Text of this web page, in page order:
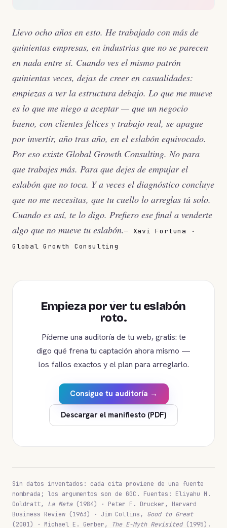
Llevo ocho años en esto. He trabajado con más de
quinientas empresas, en industrias que no se parecen
en nada entre sí. Cuando ves el mismo patrón
quinientas veces, dejas de creer en casualidades:
empiezas a ver la estructura debajo. Lo que me mueve
es lo que me niego a aceptar — que un negocio
bueno, con clientes felices y trabajo real, se apague
por invertir, año tras año, en el eslabón equivocado.
Por eso existe Global Growth Consulting. No para
que trabajes más. Para que dejes de empujar el
eslabón que no toca. Y a veces el diagnóstico concluye
que no me necesitas, que tu cuello lo arreglas tú solo.
Cuando es así, te lo digo. Prefiero ese final a venderte
algo que no mueve tu eslabón.— Xavi Fortuna ·
Global Growth Consulting
Empieza por ver tu eslabón
roto.
Pídeme una auditoría de tu web, gratis: te
digo qué frena tu captación ahora mismo —
los fallos exactos y el plan para arreglarlo.
Consigue tu auditoría →
Descargar el manifiesto (PDF)
Sin datos inventados: cada cita proviene de una fuente
nombrada; los argumentos son de GGC. Fuentes: Eliyahu M.
Goldratt, La Meta(1984) · Peter F. Drucker, Harvard
Business Review (1963) · Jim Collins, Good to Great
(2001) · Michael E. Gerber,
The E-Myth Revisited(1995).